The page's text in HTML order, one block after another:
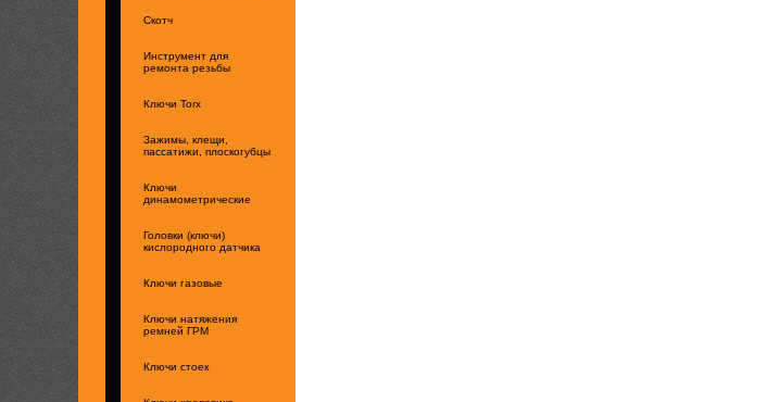
Скотч
Инструмент для
ремонта резьбы
Ключи Torx
Зажимы, клещи,
пассатижи, плоскогубцы
Ключи
динамометрические
Головки (ключи)
кислородного датчика
Ключи газовые
Ключи натяжения
ремней ГРМ
Ключи стоек